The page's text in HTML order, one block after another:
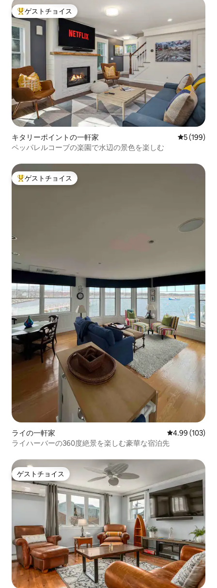
大好評のゲストチョイスです。
ゲストチョイス
キタリーポイントの一軒家 レビュー
5 (199)
ペッパレルコーブの楽園で水辺の景色を楽しむ
大好評のゲストチョイスです。
ゲストチョイス
ライの一軒家 レビュー103
4.99 (103)
ライハーバーの360度絶景を楽しむ豪華な宿泊先
ゲストチョイス
ゲストチョイス